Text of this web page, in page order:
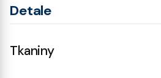
Detale
Tkaniny